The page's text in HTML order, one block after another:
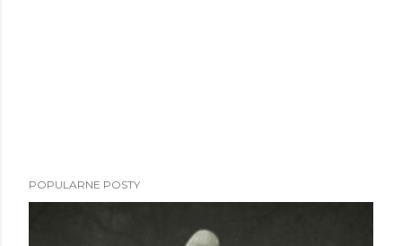
POPULARNE POSTY